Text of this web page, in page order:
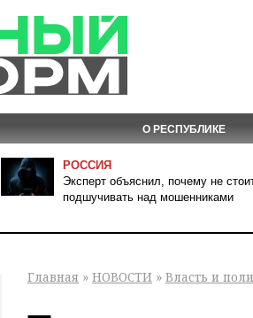
О РЕСПУБЛИКЕ
РОССИЯ
Эксперт объяснил, почему не
подшучивать над мошенниками
Главная » НОВОСТИ » Власть и